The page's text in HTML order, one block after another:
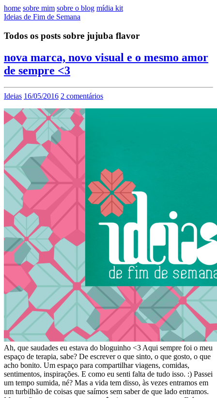
home sobre mim sobre o blog mídia kit
Ideias de Fim de Semana
Todos os posts sobre jujuba flavor
nova marca, novo visual e o mesmo amor
de sempre <3
Ideias 16/05/2016 2 comentários
Ah, que saudades eu estava do bloguinho <3 Aqui sempre foi o meu
espaço de terapia, sabe? De escrever o que sinto, o que gosto, o que
acho bonito. Um espaço para compartilhar viagens, comidas,
sentimentos, inspirações. E como eu senti falta de tudo isso. :) Passei
um tempo sumida, né? Mas a vida tem disso, às vezes entramos em
um turbilhão de coisas que saímos sem saber de que lado entramos.